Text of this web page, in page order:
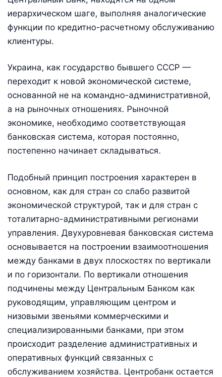
иерархическом шаге, выполняя аналогические
функции по кредитно-расчетному обслуживанию
клиентуры.
Украина, как государство бывшего СССР —
переходит к новой экономической системе,
основанной не на командно-административной,
а на рыночных отношениях. Рыночной
экономике, необходимо соответствующая
банковская система, которая постоянно,
постепенно начинает складываться.
Подобный принцип построения характерен в
основном, как для стран со слабо развитой
экономической структурой, так и для стран с
тоталитарно-административными регионами
управления. Двухуровневая банковская система
основывается на построении взаимоотношения
между банками в двух плоскостях по вертикали
и по горизонтали. По вертикали отношения
подчинены между Центральным Банком как
руководящим, управляющим центром и
низовыми звеньями коммерческими и
специализированными банками, при этом
происходит разделение административных и
оперативных функций связанных с
обслуживанием хозяйства. Центробанк остается